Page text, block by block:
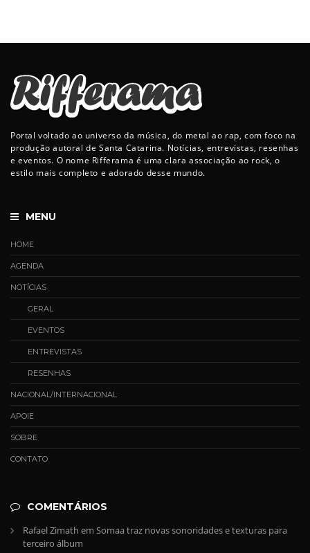
Portal voltado ao universo da música, do metal ao rap, com foco na
produção autoral de Santa Catarina. Notícias, entrevistas, resenhas
e eventos. O nome Rifferama é uma clara associação ao rock, o
estilo mais completo e adorado desse mundo.
MENU
HOME
AGENDA
NOTÍCIAS
GERAL
EVENTOS
ENTREVISTAS
RESENHAS
NACIONAL/INTERNACIONAL
APOIE
SOBRE
CONTATO
COMENTÁRIOS
Rafael Zimath em Somaa traz novas sonoridades e texturas para
terceiro álbum